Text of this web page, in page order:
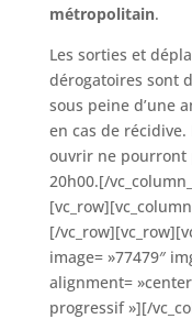
métropolitain.
Les sorties et
dérogatoires sont
sous peine d’une
en cas de
ouvrir ne pourront
20h00.[/
[/
image= »77479″
alignment=
progressif »][/